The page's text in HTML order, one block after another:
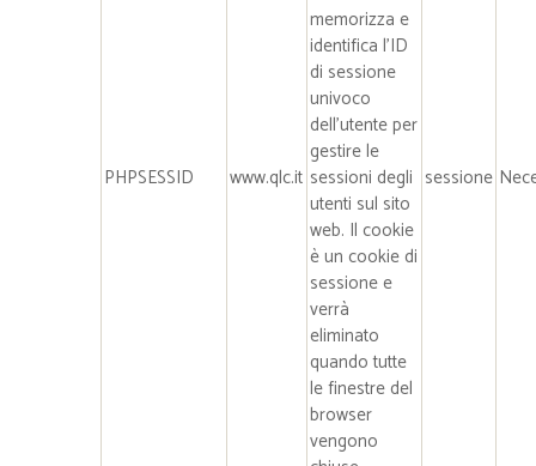
PHPSESSID www.qlc.it
memorizza e
identifica l’ID
di sessione
univoco
dell’utente per
gestire le
sessioni degli
utenti sul sito
web. Il cookie
è un cookie di
sessione e
verrà
eliminato
quando tutte
le finestre del
browser
vengono
sessione